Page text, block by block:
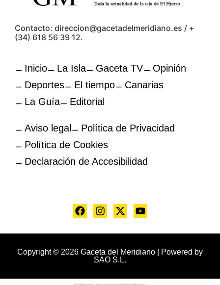
Contacto: direccion@gacetadelmeridiano.es / +
(34) 618 56 39 12.
Inicio La Isla Gaceta TV
Opinión
Deportes
El tiempo
Canarias
La Guía
Editorial
Aviso legal
Política de Privacidad
Política de Cookies
Declaración de Accesibilidad
Copyright © 2026 Gaceta del Meridiano | Powered by
SAO S.L.